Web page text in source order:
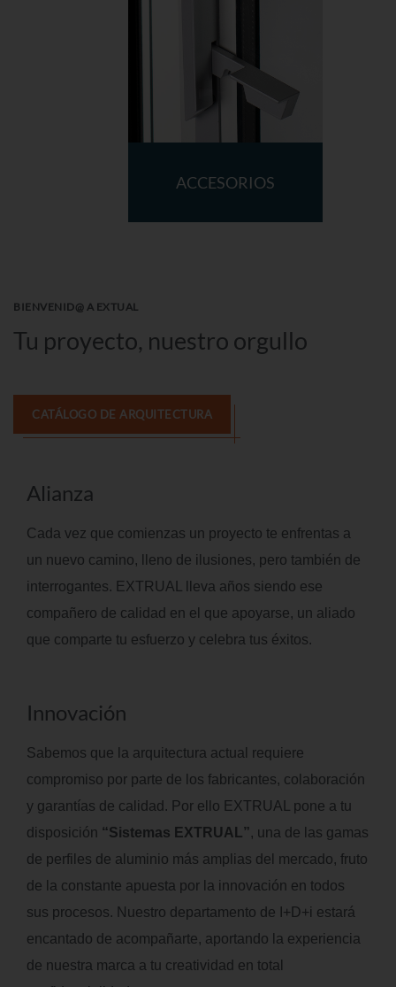
ACCESORIOS
BIENVENID@ A EXTUAL
Tu proyecto, nuestro orgullo
CATÁLOGO DE ARQUITECTURA
Alianza
Cada vez que comienzas un proyecto te enfrentas a
un nuevo camino, lleno de ilusiones, pero también de
interrogantes. EXTRUAL lleva años siendo ese
compañero de calidad en el que apoyarse, un aliado
que comparte tu esfuerzo y celebra tus éxitos.
Innovación
Sabemos que la arquitectura actual requiere
compromiso por parte de los fabricantes, colaboración
y garantías de calidad. Por ello EXTRUAL pone a tu
disposición “Sistemas EXTRUAL”, una de las gamas
de perfiles de aluminio más amplias del mercado, fruto
de la constante apuesta por la innovación en todos
sus procesos. Nuestro departamento de I+D+i estará
encantado de acompañarte, aportando la experiencia
de nuestra marca a tu creatividad en total